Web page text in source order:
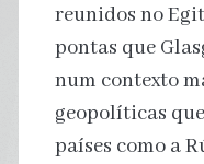
reunidos no
pontas que
num contexto
geopolíticas
países como a